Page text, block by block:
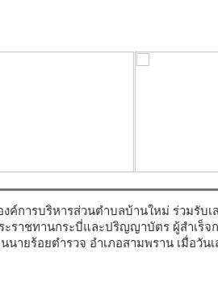
ค์การบริหารส่วนตำบลบ้านใหม่ ร่วมรับ
ะราชทานกระบี่และปริญญาบัตร ผู้สำเร็จ
ายร้อยตำรวจ อำเภอสามพราน เมื่อวัน